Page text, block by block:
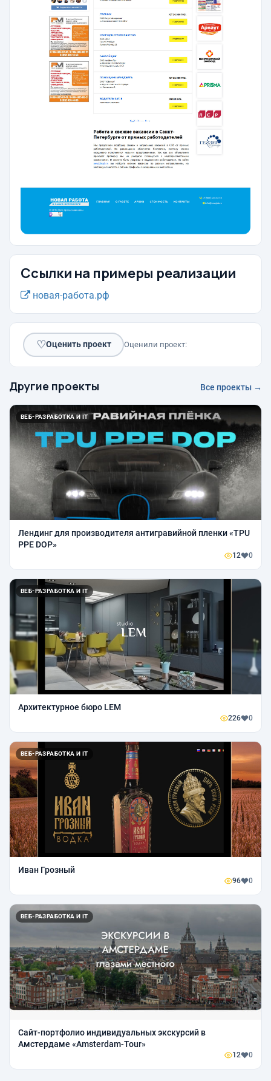
Ссылки на примеры реализации
новая-работа.рф
♡Оценить проект Оценили проект:
Другие проекты Все проекты →
ВЕБ-РАЗРАБОТКА И IT
Лендинг для производителя антигравийной пленки «TPU
PPE DOP»
12 0
ВЕБ-РАЗРАБОТКА И IT
Архитектурное бюро LEM
226 0
ВЕБ-РАЗРАБОТКА И IT
Иван Грозный
96 0
ВЕБ-РАЗРАБОТКА И IT
Сайт-портфолио индивидуальных экскурсий в
Амстердаме «Amsterdam-Tour»
12 0